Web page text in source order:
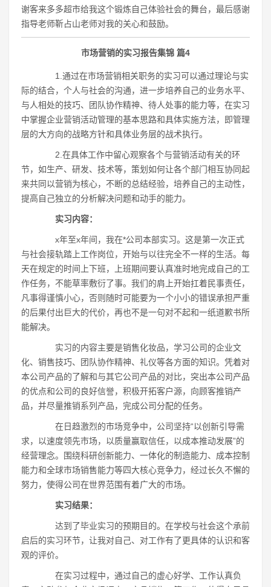
谢客来多多超市给我这个锻炼自己体验社会的舞台，最后感谢
指导老师靳占山老师对我的关心和鼓励。
市场营销的实习报告集锦 篇4
1.通过在市场营销相关职务的实习可以通过理论与实
际的结合，个人与社会的沟通，进一步培养自己的业务水平、
与人相处的技巧、团队协作精神、待人处事的能力等，在实习
中掌握企业营销活动管理的基本思路和具体实施方法，即管理
层的大方向的战略方针和具体业务层的战术执行。
2.在具体工作中留心观察各个与营销活动有关的环
节，如生产、研发、技术等，策划如何让各个部门相互协同起
来共同以营销为核心，不断的总结经验，培养自己的主动性，
提高自己独立的分析解决问题和动手的能力。
实习内容：
x年至x年间，我在*公司本部实习。这是第一次正式
与社会接轨踏上工作岗位，开始与以往完全不一样的生活。每
天在规定的时间上下班，上班期间要认真准时地完成自己的工
作任务，不能草率敷衍了事。我们的肩上开始扛着民事责任，
凡事得谨慎小心，否则随时可能要为一个小小的错误承担严重
的后果付出巨大的代价，再也不是一句对不起和一纸道歉书所
能解决。
实习的内容主要是销售化妆品，学习公司的企业文
化、销售技巧、团队协作精神、礼仪等各方面的知识。凭着对
本公司产品的了解和与其它公司产品的对比，突出本公司产品
的优点和公司的良好信誉，积极开拓客户源，向顾客推销产
品，并尽量推销系列产品，完成公司分配的任务。
在日趋激烈的市场竞争中，公司坚持“以创新引导需
求，以速度领先市场，以质量赢取信任，以成本推动发展”的
经营理念。围绕科研创新能力、一体化的制造能力、成本控制
能力和全球市场销售能力等四大核心竞争力，经过长久不懈的
努力，使得公司在世界范围有着广大的市场。
实习结果：
达到了毕业实习的预期目的。在学校与社会这个承前
启后的实习环节，让我对自己、对工作有了更具体的认识和客
观的评价。
在实习过程中，通过自己的虚心好学、工作认真负